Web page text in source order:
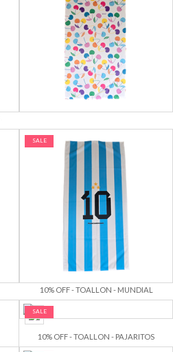
SALE
10% OFF - TOALLON - MUNDIAL
SALE
10% OFF - TOALLON - PAJARITOS